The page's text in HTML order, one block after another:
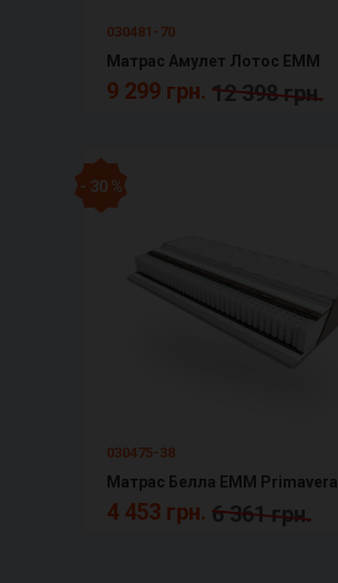
030481-70
Матрас Амулет Лотос ЕММ
9 299 грн. 12 398 грн.
- 30 %
030475-38
Матрас Белла ЕММ Primavera
4 453 грн. 6 361 грн.